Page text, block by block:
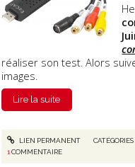
réaliser son test. Alors
images.
Lire la suite
LIEN PERMANENT CATÉGORIES
1 COMMENTAIRE